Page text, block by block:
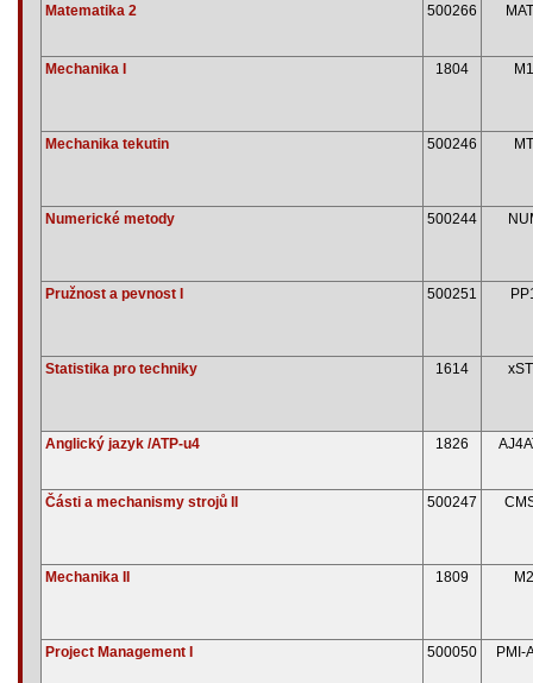
Matematika 2 500266
Mechanika I 1804 M1
Mechanika tekutin 500246 MT
Numerické metody 500244
Pružnost a pevnost I 500251
Statistika pro techniky 1614
Anglický jazyk /ATP-u4 1826
Části a mechanismy strojů II 500247
Mechanika II 1809 M2
Project Management I 500050 PMI-